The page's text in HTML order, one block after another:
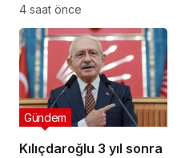
Kartal İlçe
Başkanlığı’na Av. Neşe
Büklü Getirildi
4 saat önce
Kılıçdaroğlu 3 yıl sonra
Gündem